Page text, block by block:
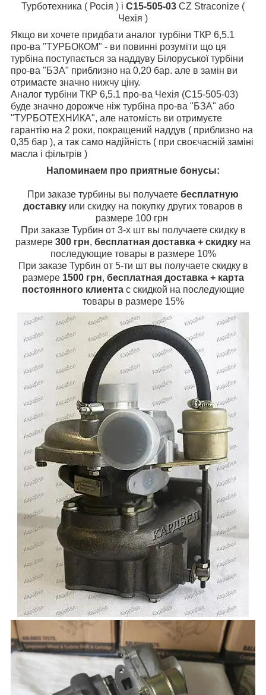
Турботехника ( Росія ) і С15-505-03 CZ Straconize (
Чехія )
Якщо ви хочете придбати аналог турбіни ТКР 6,5.1
про-ва "ТУРБОКОМ" - ви повинні розуміти що ця
турбіна поступається за наддуву Білоруської турбіни
про-ва "БЗА" приблизно на 0,20 бар. але в замін ви
отримаєте значно нижчу ціну.
Аналог турбіни ТКР 6,5.1 про-ва Чехія (С15-505-03)
буде значно дорожче ніж турбіна про-ва "БЗА" або
"ТУРБОТЕХНИКА", але натомість ви отримуєте
гарантію на 2 роки, покращений наддув ( приблизно на
0,35 бар ), а так само надійність ( при своєчасній заміні
масла і фільтрів )
Напоминаем про приятные бонусы:
При заказе турбины вы получаете бесплатную
доставку или скидку на покупку других товаров в
размере 100 грн
При заказе Турбин от 3-х шт вы получаете скидку в
размере 300 грн, бесплатная доставка + скидку на
последующие товары в размере 10%
При заказе Турбин от 5-ти шт вы получаете скидку в
размере 1500 грн, бесплатная доставка + карта
постоянного клиентас скидкой на последующие
товары в размере 15%